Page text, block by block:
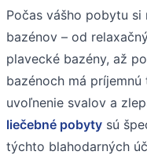
Počas vášho pobytu
bazénov – od
plavecké bazény, až
bazénoch má
uvoľnenie svalov a
liečebné pobyty sú
týchto blahodarných